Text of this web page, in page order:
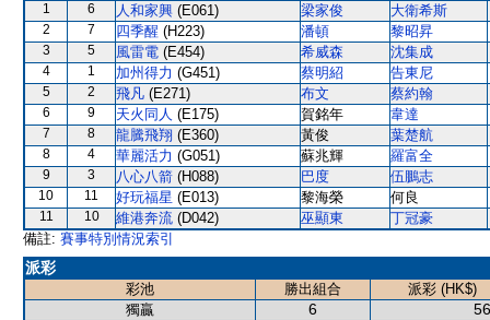
1 6 人和家興 (E061) 梁家俊 大衛希斯
2 7 四季醒 (H223) 潘頓 黎昭昇
3 5 風雷電 (E454) 希威森 沈集成
4 1 加州得力 (G451) 蔡明紹 告東尼
5 2 飛凡 (E271) 布文 蔡約翰
6 9 天火同人 (E175) 賀銘年 韋達
7 8 龍騰飛翔 (E360) 黃俊 葉楚航
8 4 華麗活力 (G051) 蘇兆輝 羅富全
9 3 八心八箭 (H088) 巴度 伍鵬志
10 11 好玩福星 (E013) 黎海榮 何良
11 10 維港奔流 (D042) 巫顯東
丁冠豪
備註: 賽事特別情況索引
派彩
彩池 勝出組合
派彩 (HK$)
獨贏
6